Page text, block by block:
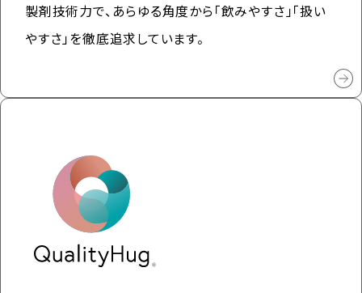
製剤技術力で、あらゆる角度から「飲みやすさ」「扱い
やすさ」を徹底追求しています。